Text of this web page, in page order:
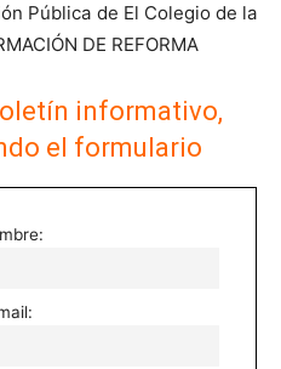
Pública de El Colegio de la
DE REFORMA
informativo,
el formulario